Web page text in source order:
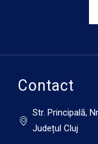
Contact
Str. Principală,
Județul Cluj